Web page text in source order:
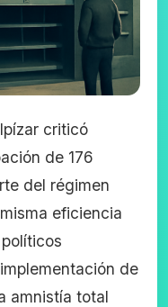
criticó
de 176
del régimen
eficiencia
de
amnistía total